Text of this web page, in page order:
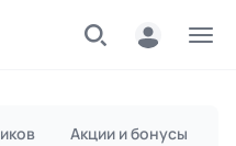
Акции и бонусы